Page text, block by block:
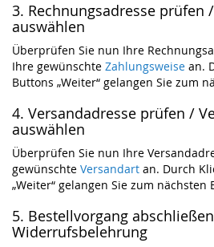
3. Rechnungsadresse prüfen
auswählen
Überprüfen Sie nun Ihre
Ihre gewünschteZahlungsweise an.
Buttons „Weiter“ gelangen Sie zum
4. Versandadresse prüfen /
auswählen
Überprüfen Sie nun Ihre
gewünschteVersandart an. Durch
„Weiter“ gelangen Sie zum nächsten
5. Bestellvorgang
Widerrufsbelehrung